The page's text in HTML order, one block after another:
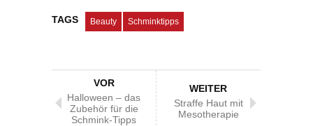
TAGS Beauty Schminktipps
VOR
Halloween – das
Zubehör für die
Schmink-Tipps
WEITER
Straffe Haut mit
Mesotherapie